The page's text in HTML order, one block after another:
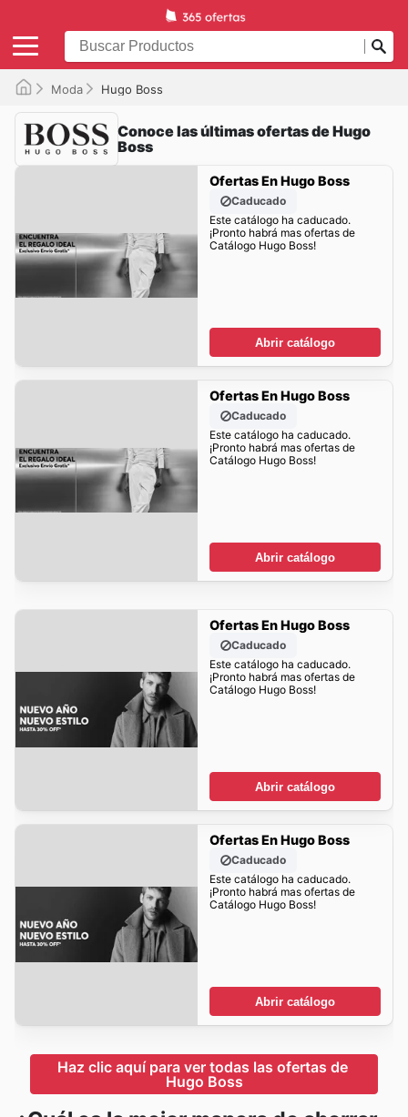
Moda Hugo Boss
Conoce las últimas ofertas de Hugo
Boss
Ofertas En Hugo Boss
Caducado
Este catálogo ha caducado.
¡Pronto habrá mas ofertas de
Catálogo Hugo Boss!
Abrir catálogo
Ofertas En Hugo Boss
Caducado
Este catálogo ha caducado.
¡Pronto habrá mas ofertas de
Catálogo Hugo Boss!
Abrir catálogo
Ofertas En Hugo Boss
Caducado
Este catálogo ha caducado.
¡Pronto habrá mas ofertas de
Catálogo Hugo Boss!
Abrir catálogo
Ofertas En Hugo Boss
Caducado
Este catálogo ha caducado.
¡Pronto habrá mas ofertas de
Catálogo Hugo Boss!
Abrir catálogo
Haz clic aquí para ver todas las ofertas de
Hugo Boss